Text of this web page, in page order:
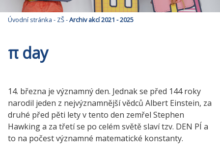
Úvodní stránka - ZŠ-Archiv akcí 2021 - 2025
π day
14. března je významný den. Jednak se před 144 roky
narodil jeden z nejvýznamnější vědců Albert Einstein, za
druhé před pěti lety v tento den zemřel Stephen
Hawking a za třetí se po celém světě slaví tzv. DEN PÍ a
to na počest významné matematické konstanty.